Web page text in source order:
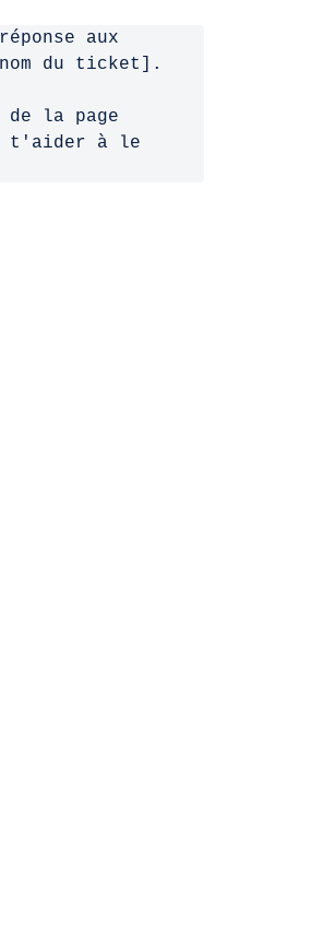
aux
du ticket].
la page
t'aider à le